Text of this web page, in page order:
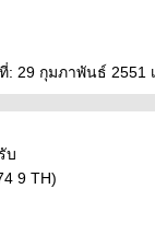
29 กุมภาพันธ์ 2551
บ
9 TH)